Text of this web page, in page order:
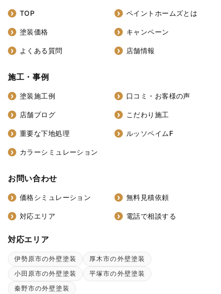
TOP ペイントホームズとは
塗装価格 キャンペーン
よくある質問 店舗情報
施工・事例
塗装施工例 口コミ・お客様の声
店舗ブログ こだわり施工
重要な下地処理 ルッソペイムF
カラーシミュレーション
お問い合わせ
価格シミュレーション 無料見積依頼
対応エリア 電話で相談する
対応エリア
伊勢原市の外壁塗装
厚木市の外壁塗装
小田原市の外壁塗装
平塚市の外壁塗装
秦野市の外壁塗装